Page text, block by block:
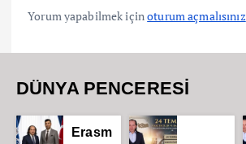
Yorum yapabilmek içinoturum açmalısınız
DÜNYA PENCERESİ
Erasm